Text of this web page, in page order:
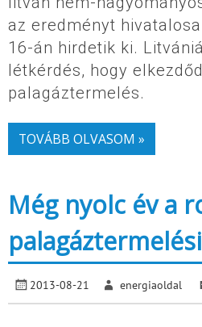
az eredményt
16-án hirdetik ki.
létkérdés, hogy
palagáztermelés.
TOVÁBB OLVASOM »
Még nyolc év a
2013-08-21 energiaoldal